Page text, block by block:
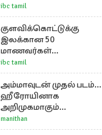
ibc tamil
குளவிக்கொட்டுக்கு
இலக்கான 50
மாணவர்கள்
மருத்துவமனையில்
அனுமதி : மூவரின்
நிலை கவலைக்கிடம்
ibc tamil
அம்மாவுடன் முதல் படம்...
ஹீரோயினாக
அறிமுகமாகும்
ஊர்வசியின் மகள்
தேஜலட்சுமி!
manithan